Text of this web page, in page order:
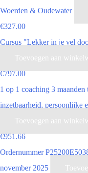
Woerden & Oudewater
€327.00
Cursus "Lekker in je vel
Toevoegen aan
€797.00
1 op 1 coaching 3
inzetbaarheid, persoonlijke
Toevoegen aan
€951.66
Ordernummer
november 2025